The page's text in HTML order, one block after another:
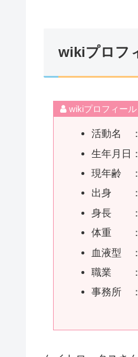
wikiプロフ
wikiプロフィール
活動名
生年月日
現年齢
出身 ：
身長 ：
体重 ：
血液型
職業 ：
事務所